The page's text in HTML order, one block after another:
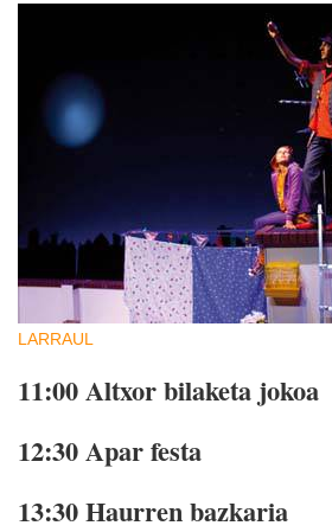
LARRAUL
11:00Altxor bilaketa jokoa
12:30Apar festa
13:30Haurren bazkaria